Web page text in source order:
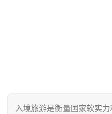
入境旅游是衡量国家软实力